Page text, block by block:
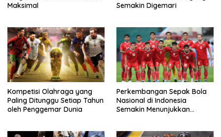
Maksimal
Semakin Digemari
Kompetisi Olahraga yang
Paling Ditunggu Setiap Tahun
oleh Penggemar Dunia
Perkembangan Sepak Bola
Nasional di Indonesia
Semakin Menunjukkan